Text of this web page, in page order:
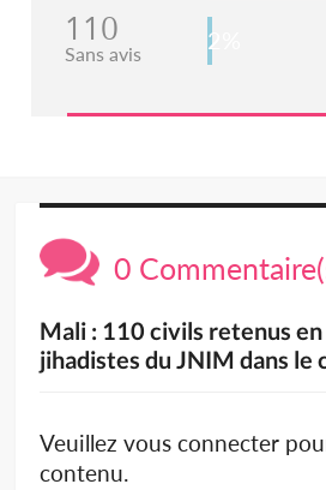
110
Sans avis 2%
0
Mali : 110 civils retenus en
jihadistes du JNIM dans le
Veuillez vous connecter
contenu.